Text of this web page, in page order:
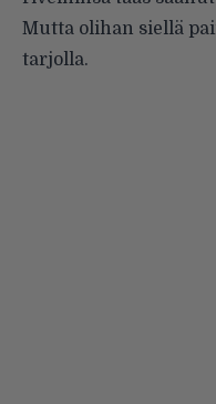
Mutta olihan siellä
tarjolla.